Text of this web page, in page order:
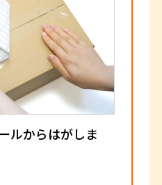
ルからはがしま